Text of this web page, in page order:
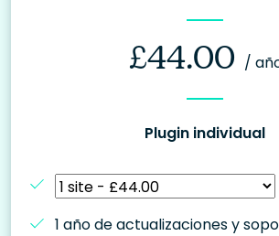
£44.00 /
Plugin individual
1 año de actualizaciones y